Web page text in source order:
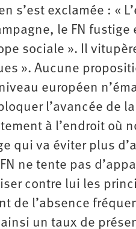
s’est exclamée : «
le FN
sociale ». Il
». Aucune
européen
l’avancée de
à l’endroit où
qui va éviter plus
ne tente pas
contre lui les
de l’absence
un taux de